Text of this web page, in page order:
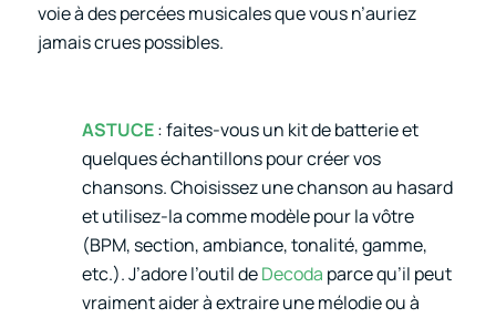
voie à des percées musicales que vous n’auriez
jamais crues possibles.
ASTUCE: faites-vous un kit de batterie et
quelques échantillons pour créer vos
chansons. Choisissez une chanson au hasard
et utilisez-la comme modèle pour la vôtre
(BPM, section, ambiance, tonalité, gamme,
etc.). J’adore l’outil deDecoda parce qu’il peut
vraiment aider à extraire une mélodie ou à